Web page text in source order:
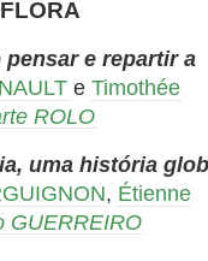
pensar e repartir a
e Timothée
ROLO
uma história
, Étienne
GUERREIRO